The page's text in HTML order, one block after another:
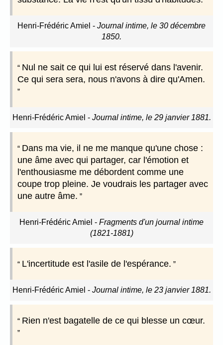
Henri-Frédéric Amiel - Journal intime, le 30 décembre
1850.
Nul ne sait ce qui lui est réservé dans l'avenir.
Ce qui sera sera, nous n'avons à dire qu'Amen.
Henri-Frédéric Amiel - Journal intime, le 29 janvier 1881.
Dans ma vie, il ne me manque qu'une chose :
une âme avec qui partager, car l'émotion et
l'enthousiasme me débordent comme une
coupe trop pleine. Je voudrais les partager avec
une autre âme.
Henri-Frédéric Amiel - Fragments d'un journal intime
(1821-1881)
L'incertitude est l'asile de l'espérance.
Henri-Frédéric Amiel - Journal intime, le 23 janvier 1881.
Rien n'est bagatelle de ce qui blesse un cœur.